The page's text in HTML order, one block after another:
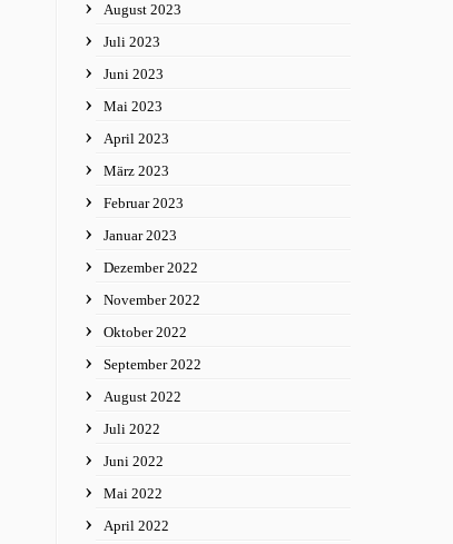
August 2023
Juli 2023
Juni 2023
Mai 2023
April 2023
März 2023
Februar 2023
Januar 2023
Dezember 2022
November 2022
Oktober 2022
September 2022
August 2022
Juli 2022
Juni 2022
Mai 2022
April 2022